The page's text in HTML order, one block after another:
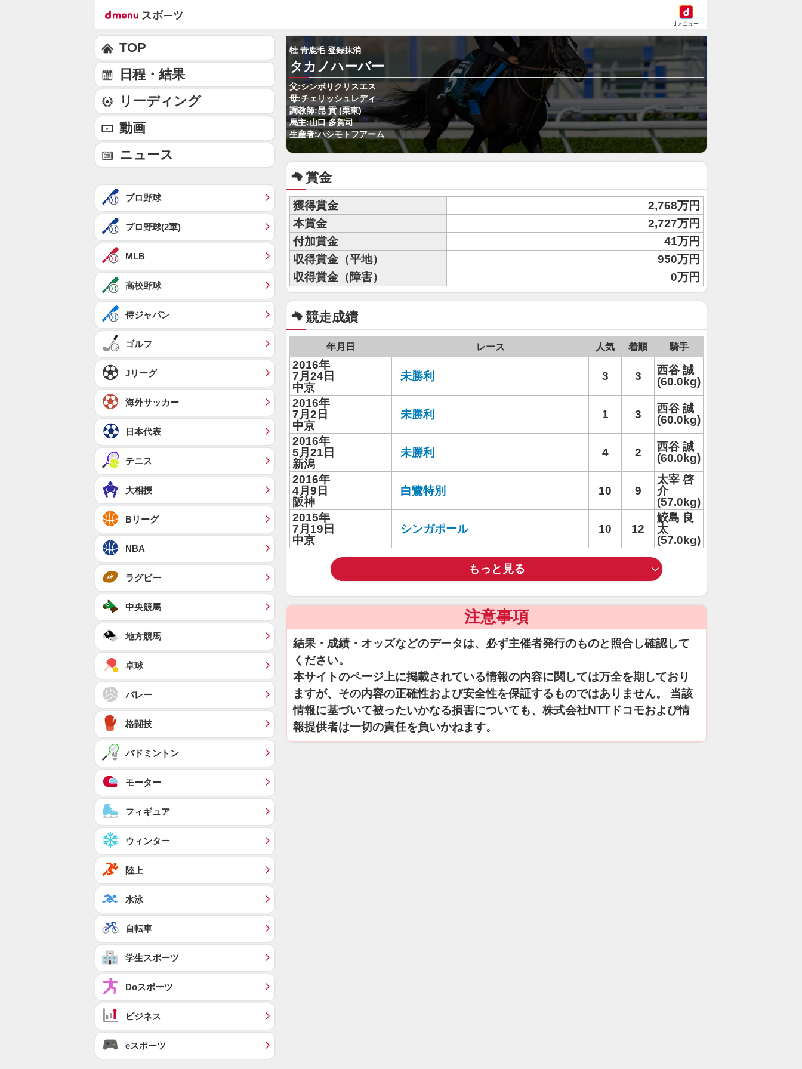
dメニュー
牡 青鹿毛 登録抹消
タカノハーバー
父:シンボリクリスエス
母:チェリッシュレディ
調教師:昆 貢 (栗東)
馬主:山口 多賀司
生産者:ハシモトフアーム
賞金
獲得賞金
2,768万円
本賞金
2,727万円
付加賞金
41万円
収得賞金（平地）
950万円
収得賞金（障害）
0万円
競走成績
年月日 レース 人気 着順 騎手
2016年
7月24日
中京
未勝利 3 3
西谷 誠
(60.0kg)
2016年
7月2日
中京
未勝利 1 3
西谷 誠
(60.0kg)
2016年
5月21日
新潟
未勝利 4 2
西谷 誠
(60.0kg)
2016年
4月9日
阪神
白鷺特別 10 9
太宰 啓
介
(57.0kg)
2015年
7月19日
中京
シンガポール 10 12
鮫島 良
太
(57.0kg)
もっと見る
注意事項
結果・成績・オッズなどのデータは、必ず主催者発行のものと照合し確認して
ください。
本サイトのページ上に掲載されている情報の内容に関しては万全を期しており
ますが、その内容の正確性および安全性を保証するものではありません。 当該
情報に基づいて被ったいかなる損害についても、株式会社NTTドコモおよび情
報提供者は一切の責任を負いかねます。
TOP
日程・結果
リーディング
動画
ニュース
プロ野球
プロ野球(2軍)
MLB
高校野球
侍ジャパン
ゴルフ
Jリーグ
海外サッカー
日本代表
テニス
大相撲
Bリーグ
NBA
ラグビー
中央競馬
地方競馬
卓球
バレー
格闘技
バドミントン
モーター
フィギュア
ウィンター
陸上
水泳
自転車
学生スポーツ
Doスポーツ
ビジネス
eスポーツ